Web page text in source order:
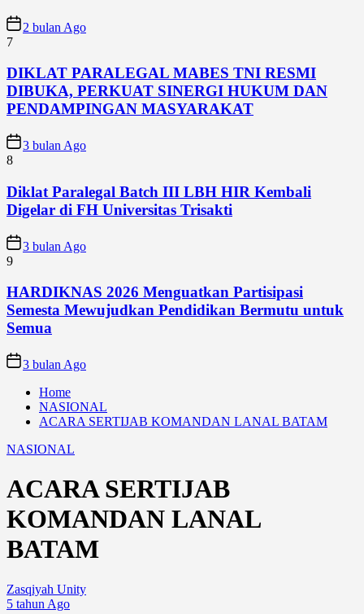
2 bulan Ago
7
DIKLAT PARALEGAL MABES TNI RESMI
DIBUKA, PERKUAT SINERGI HUKUM DAN
PENDAMPINGAN MASYARAKAT
3 bulan Ago
8
Diklat Paralegal Batch III LBH HIR Kembali
Digelar di FH Universitas Trisakti
3 bulan Ago
9
HARDIKNAS 2026 Menguatkan Partisipasi
Semesta Mewujudkan Pendidikan Bermutu untuk
Semua
3 bulan Ago
Home
NASIONAL
ACARA SERTIJAB KOMANDAN LANAL BATAM
NASIONAL
ACARA SERTIJAB
KOMANDAN LANAL
BATAM
Zasqiyah Unity
5 tahun Ago